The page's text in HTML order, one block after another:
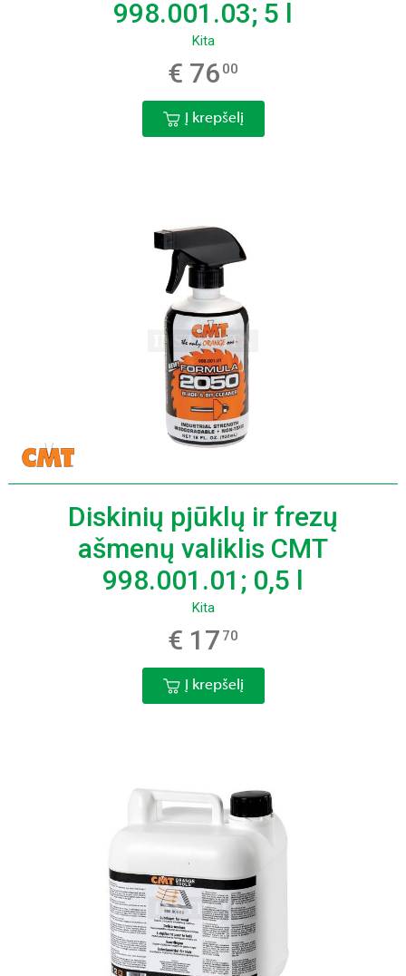
998.001.03; 5 l
Kita
€ 76 00
Į krepšelį
Diskinių pjūklų ir frezų
ašmenų valiklis CMT
998.001.01; 0,5 l
Kita
€ 17 70
Į krepšelį